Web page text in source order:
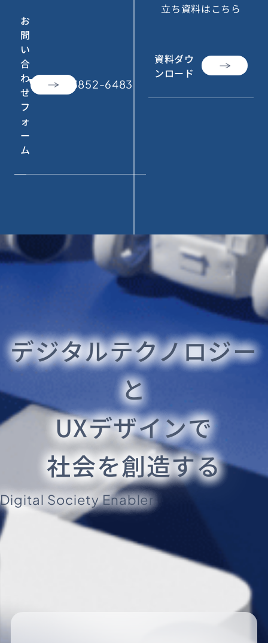
お
問
い
合
わ
せ
フ
ォ
ー
ム
call 050-3852-6483
立ち資料はこちら
資料ダウ
ンロード
デジタルテクノロジー
と
UXデザインで
社会を創造する
Digital Society Enabler.